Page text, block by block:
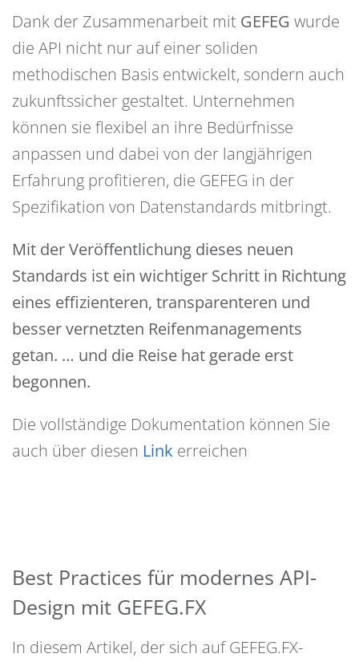
Dank der Zusammenarbeit mit GEFEG wurde
die API nicht nur auf einer soliden
methodischen Basis entwickelt, sondern auch
zukunftssicher gestaltet. Unternehmen
können sie flexibel an ihre Bedürfnisse
anpassen und dabei von der langjährigen
Erfahrung profitieren, die GEFEG in der
Spezifikation von Datenstandards mitbringt.
Mit der Veröffentlichung dieses neuen
Standards ist ein wichtiger Schritt in Richtung
eines effizienteren, transparenteren und
besser vernetzten Reifenmanagements
getan. … und die Reise hat gerade erst
begonnen.
Die vollständige Dokumentation können Sie
auch über diesen Link erreichen
Best Practices für modernes API-
Design mit GEFEG.FX
In diesem Artikel, der sich auf GEFEG.FX-